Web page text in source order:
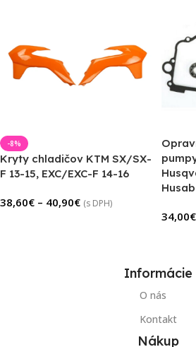
-8%
Kryty chladičov KTM SX/SX-
F 13-15, EXC/EXC-F 14-16
38,60€ – 40,90€ (s DPH)
34,00€
Informácie
O nás
Kontakt
Nákup